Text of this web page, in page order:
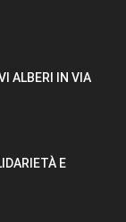
ALBERI IN VIA
E